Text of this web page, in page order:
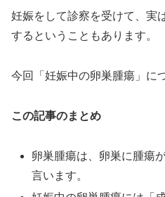
妊娠をして診察を受けて、実
するということもあります。
今回「妊娠中の卵巣腫瘍」に
この記事のまとめ
卵巣腫瘍は、卵巣に腫瘍
言います。